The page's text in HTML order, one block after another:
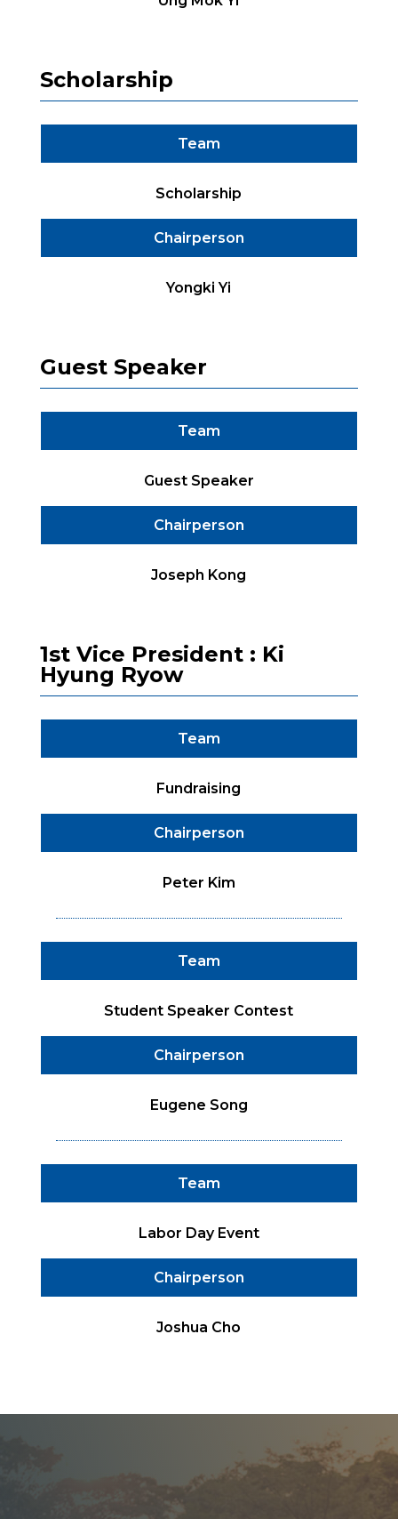
Scholarship
Team
Scholarship
Chairperson
Yongki Yi
Guest Speaker
Team
Guest Speaker
Chairperson
Joseph Kong
1st Vice President : Ki
Hyung Ryow
Team
Fundraising
Chairperson
Peter Kim
Team
Student Speaker Contest
Chairperson
Eugene Song
Team
Labor Day Event
Chairperson
Joshua Cho